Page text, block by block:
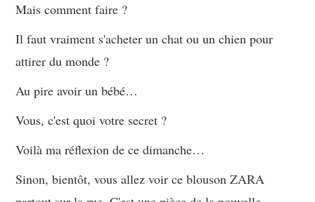
Mais comment faire ?
Il faut vraiment s'acheter un chat ou un chien pour
attirer du monde ?
Au pire avoir un bébé…
Vous, c'est quoi votre secret ?
Voilà ma réflexion de ce dimanche…
Sinon, bientôt, vous allez voir ce blouson ZARA